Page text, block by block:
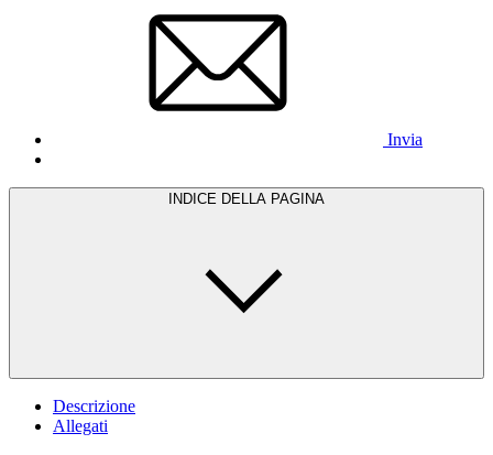
Invia
INDICE DELLA PAGINA
Descrizione
Allegati